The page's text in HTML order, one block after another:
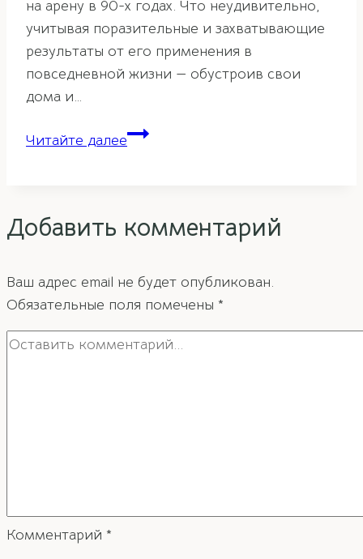
на арену в 90-х годах. Что неудивительно,
учитывая поразительные и захватывающие
результаты от его применения в
повседневной жизни — обустроив свои
дома и…
Читайте далееОшибки
шуй
Добавить комментарий
Ваш адрес email не будет опубликован.
Обязательные поля помечены *
Комментарий *